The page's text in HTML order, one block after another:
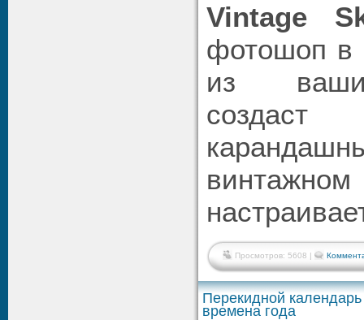
Vintage
фотошоп в
из
создаст
Просмотров: 5608 |
Перекидной
времена года